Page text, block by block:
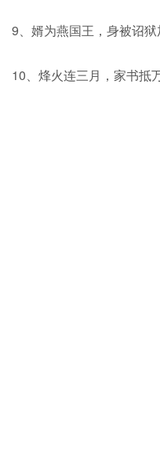
9、婿为燕国王，身被诏
10、烽火连三月，家书抵